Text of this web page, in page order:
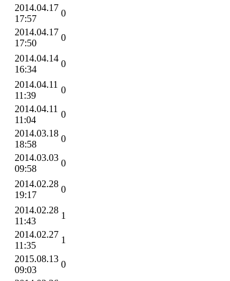
2014.04.17
17:57
0
2014.04.17
17:50
0
2014.04.14
16:34
0
2014.04.11
11:39
0
2014.04.11
11:04
0
2014.03.18
18:58
0
2014.03.03
09:58
0
2014.02.28
19:17
0
2014.02.28
11:43
1
2014.02.27
11:35
1
2015.08.13
09:03
0